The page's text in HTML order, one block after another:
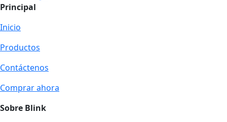
Principal
Inicio
Productos
Contáctenos
Comprar ahora
Sobre Blink